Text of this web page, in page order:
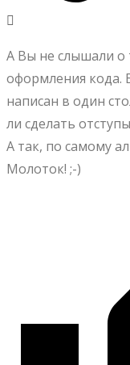
А Вы не слышали о
оформления кода.
написан в один
ли сделать
А так, по самому
Молоток! ;-)